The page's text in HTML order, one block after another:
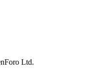
Ltd.